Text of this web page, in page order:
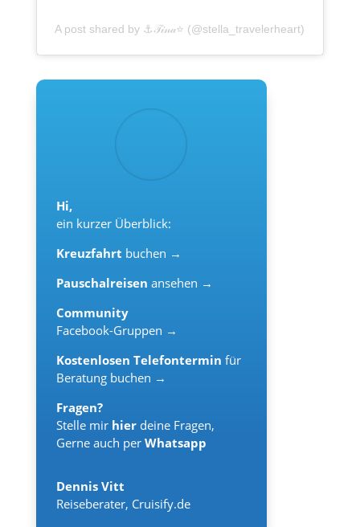
A post shared by ⚓𝒯𝒾𝓃𝒶⭐ (@stella_travelerheart)
Hi,
ein kurzer Überblick:
Kreuzfahrt buchen →
Pauschalreisen ansehen →
Community
Facebook-Gruppen →
Kostenlosen Telefontermin für
Beratung buchen →
Fragen?
Stelle mir hier deine Fragen,
Gerne auch per Whatsapp
Dennis Vitt
Reiseberater, Cruisify.de